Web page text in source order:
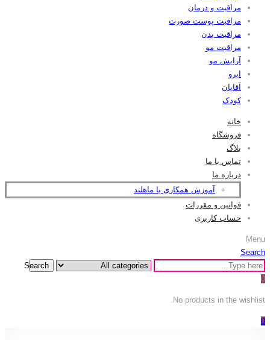
مراقبت و درمان
مراقبت پوست صورت
مراقبت بدن
مراقبت مو
آرایش مو
ابرو
آقایان
کودک
خانه
فروشگاه
بلاگ
تماس با ما
درباره ما
آموزش همکاری با ماهلند
قوانین و مقررات
حساب کاربری
Menu
Search
Search
0
No products in the wishlist.
0